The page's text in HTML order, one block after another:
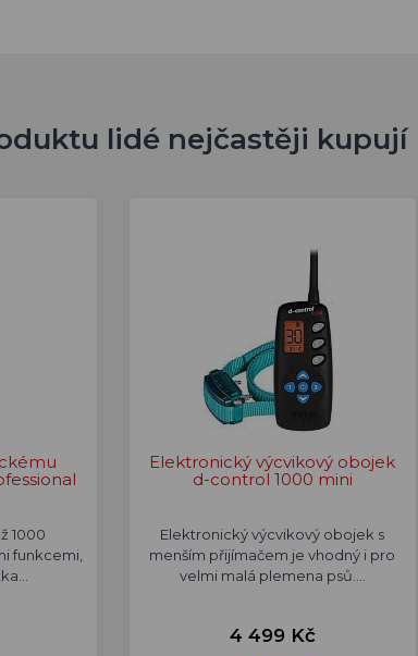
lidé nejčastěji kupují
1000
funkcemi,
Elektronický výcvikový obojek
d-control 1000 mini
Elektronický výcvikový obojek s
menším přijímačem je vhodný i pro
velmi malá plemena psů.…
4 499 Kč